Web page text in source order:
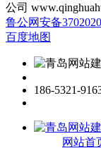
公司
鲁公网安备
百度地图
186-5321-
网站首